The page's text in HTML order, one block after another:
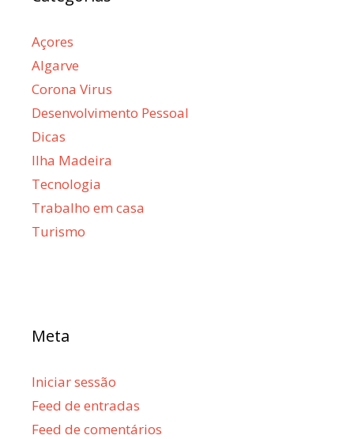
Açores
Algarve
Corona Virus
Desenvolvimento Pessoal
Dicas
Ilha Madeira
Tecnologia
Trabalho em casa
Turismo
Meta
Iniciar sessão
Feed de entradas
Feed de comentários